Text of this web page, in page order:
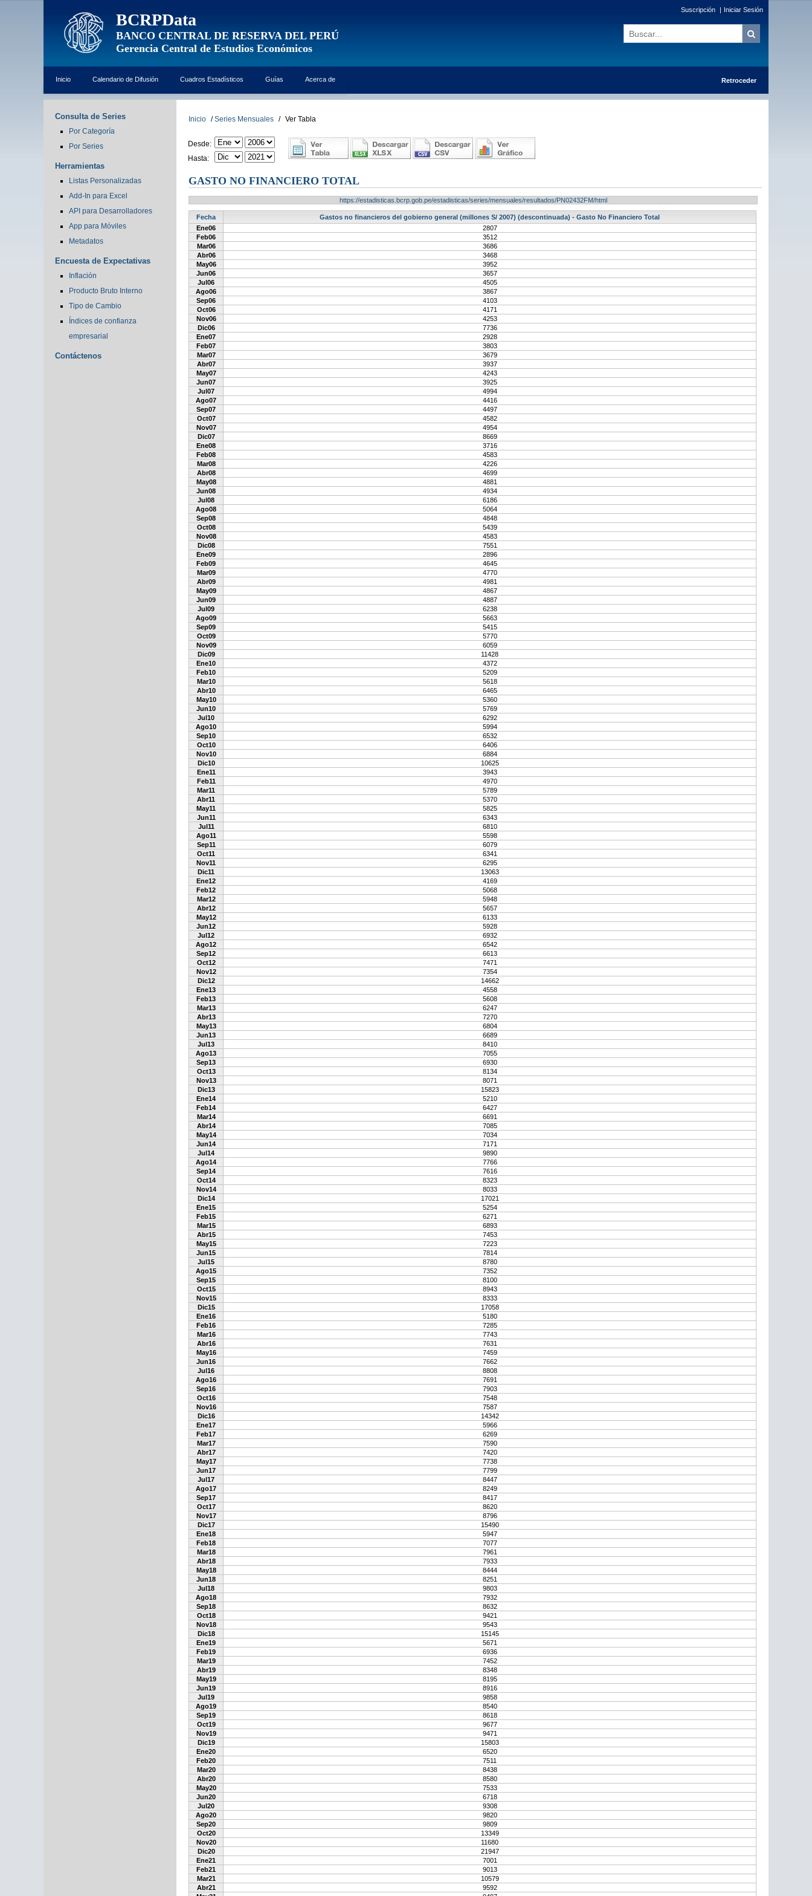
BCRPData
BANCO CENTRAL DE RESERVA DEL PERÚ
Gerencia Central de Estudios Económicos
Suscripción | Iniciar Sesión
Inicio Calendario de Difusión Cuadros Estadísticos Guías Acerca de Retroceder
Consulta de Series
Por Categoría
Por Series
Herramientas
Listas Personalizadas
Add-In para Excel
API para Desarrolladores
App para Móviles
Metadatos
Encuesta de Expectativas
Inflación
Producto Bruto Interno
Tipo de Cambio
Índices de confianza
empresarial
Contáctenos
Inicio / Series Mensuales / Ver Tabla
Desde:
Hasta:
GASTO NO FINANCIERO TOTAL
https://estadisticas.bcrp.gob.pe/estadisticas/series/mensuales/resultados/PN02432FM/html
Fecha
Gastos no financieros del gobierno general (millones S/ 2007) (descontinuada) - Gasto No Financiero Total
Ene06
2807
Feb06
3512
Mar06
3686
Abr06
3468
May06
3952
Jun06
3657
Jul06
4505
Ago06
3867
Sep06
4103
Oct06
4171
Nov06
4253
Dic06
7736
Ene07
2928
Feb07
3803
Mar07
3679
Abr07
3937
May07
4243
Jun07
3925
Jul07
4994
Ago07
4416
Sep07
4497
Oct07
4582
Nov07
4954
Dic07
8669
Ene08
3716
Feb08
4583
Mar08
4226
Abr08
4699
May08
4881
Jun08
4934
Jul08
6186
Ago08
5064
Sep08
4848
Oct08
5439
Nov08
4583
Dic08
7551
Ene09
2896
Feb09
4645
Mar09
4770
Abr09
4981
May09
4867
Jun09
4887
Jul09
6238
Ago09
5663
Sep09
5415
Oct09
5770
Nov09
6059
Dic09
11428
Ene10
4372
Feb10
5209
Mar10
5618
Abr10
6465
May10
5360
Jun10
5769
Jul10
6292
Ago10
5994
Sep10
6532
Oct10
6406
Nov10
6884
Dic10
10625
Ene11
3943
Feb11
4970
Mar11
5789
Abr11
5370
May11
5825
Jun11
6343
Jul11
6810
Ago11
5598
Sep11
6079
Oct11
6341
Nov11
6295
Dic11
13063
Ene12
4169
Feb12
5068
Mar12
5948
Abr12
5657
May12
6133
Jun12
5928
Jul12
6932
Ago12
6542
Sep12
6613
Oct12
7471
Nov12
7354
Dic12
14662
Ene13
4558
Feb13
5608
Mar13
6247
Abr13
7270
May13
6804
Jun13
6689
Jul13
8410
Ago13
7055
Sep13
6930
Oct13
8134
Nov13
8071
Dic13
15823
Ene14
5210
Feb14
6427
Mar14
6691
Abr14
7085
May14
7034
Jun14
7171
Jul14
9890
Ago14
7766
Sep14
7616
Oct14
8323
Nov14
8033
Dic14
17021
Ene15
5254
Feb15
6271
Mar15
6893
Abr15
7453
May15
7223
Jun15
7814
Jul15
8780
Ago15
7352
Sep15
8100
Oct15
8943
Nov15
8333
Dic15
17058
Ene16
5180
Feb16
7285
Mar16
7743
Abr16
7631
May16
7459
Jun16
7662
Jul16
8808
Ago16
7691
Sep16
7903
Oct16
7548
Nov16
7587
Dic16
14342
Ene17
5966
Feb17
6269
Mar17
7590
Abr17
7420
May17
7738
Jun17
7799
Jul17
8447
Ago17
8249
Sep17
8417
Oct17
8620
Nov17
8796
Dic17
15490
Ene18
5947
Feb18
7077
Mar18
7961
Abr18
7933
May18
8444
Jun18
8251
Jul18
9803
Ago18
7932
Sep18
8632
Oct18
9421
Nov18
9543
Dic18
15145
Ene19
5671
Feb19
6936
Mar19
7452
Abr19
8348
May19
8195
Jun19
8916
Jul19
9858
Ago19
8540
Sep19
8618
Oct19
9677
Nov19
9471
Dic19
15803
Ene20
6520
Feb20
7511
Mar20
8438
Abr20
8580
May20
7533
Jun20
6718
Jul20
9308
Ago20
9820
Sep20
9809
Oct20
13349
Nov20
11680
Dic20
21947
Ene21
7001
Feb21
9013
Mar21
10579
Abr21
9592